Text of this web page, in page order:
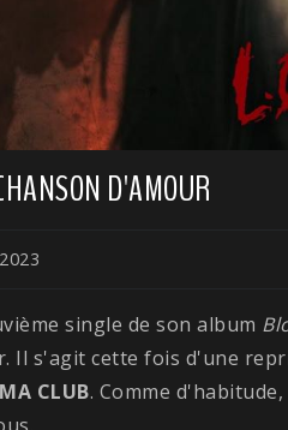
D'AMOUR
single de son album
Il s'agit cette fois d'une
CLUB. Comme